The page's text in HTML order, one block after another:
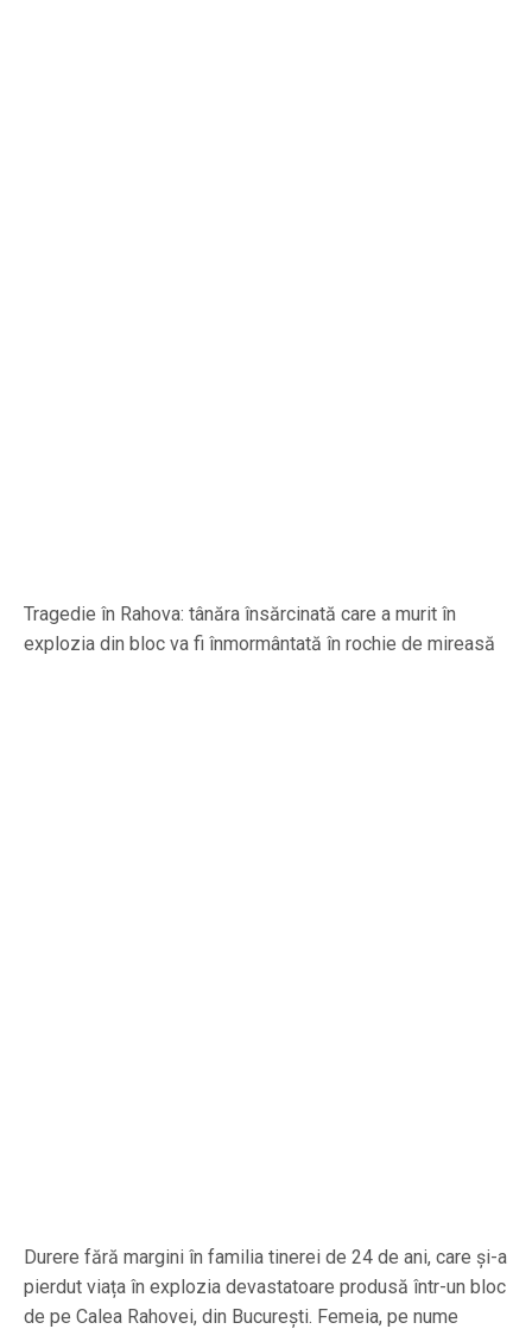
Tragedie în Rahova: tânăra însărcinată care a murit în
explozia din bloc va fi înmormântată în rochie de mireasă
Durere fără margini în familia tinerei de 24 de ani, care și-a
pierdut viața în explozia devastatoare produsă într-un bloc
de pe Calea Rahovei, din București. Femeia, pe nume